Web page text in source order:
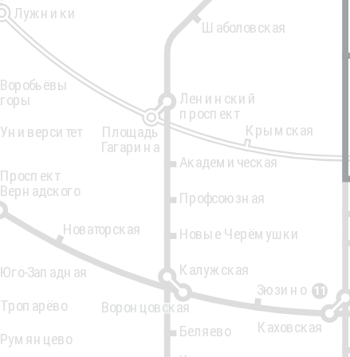
11
Академическая
Профсоюзная
Новые Черёмушки
Калужская
Беляево
Крымская
Площадь
Гагарина
Лужники
Ленинский
проспект
Шаболовская
Румянцево
Тропарёво
Юго-Западная
Проспект
Вернадского
Каховская
Воробьёвы
горы
Университет
Новаторская
Зюзино
Воронцовская